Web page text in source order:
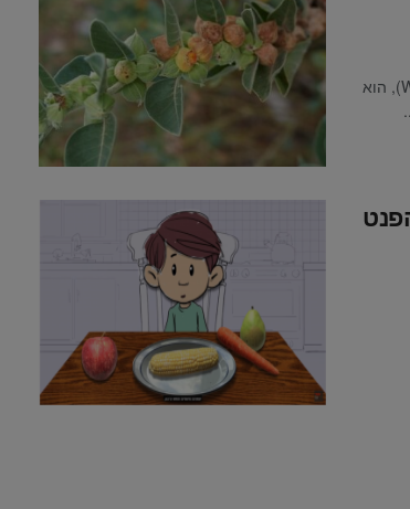
האשווגנדה, מוכר גם בשמו המדעי, ויתניה משכרת (Withania somnifera), הוא